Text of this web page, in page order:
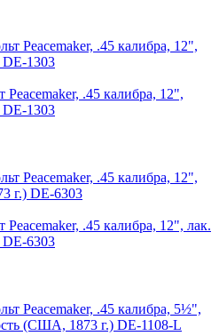
Peacemaker, .45 калибра, 12",
1303
Peacemaker, .45 калибра, 12", лак.
6303